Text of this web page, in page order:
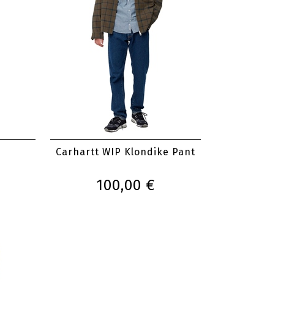
Carhartt WIP Klondike Pant
100,00 €